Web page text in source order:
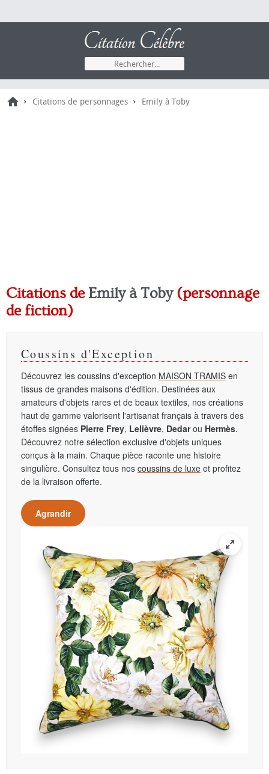
› Citations de personnages › Emily à Toby
Citations de Emily à Toby(personnage
de fiction)
Coussins d'Exception
Découvrez les coussins d'exception MAISON TRAMIS en
tissus de grandes maisons d'édition. Destinées aux
amateurs d'objets rares et de beaux textiles, nos créations
haut de gamme valorisent l'artisanat français à travers des
étoffes signées Pierre Frey, Lelièvre, Dedarou Hermès.
Découvrez notre sélection exclusive d'objets uniques
conçus à la main. Chaque pièce raconte une histoire
singulière. Consultez tous nos coussins de luxe et profitez
de la livraison offerte.
Agrandir